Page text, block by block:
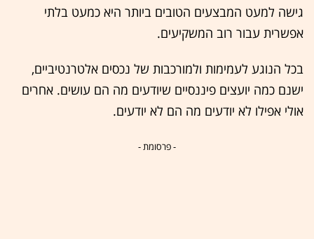
גישה למעט המבצעים הטובים ביותר היא כמעט בלתי
אפשרית עבור רוב המשקיעים.
בכל הנוגע לעמימות ולמורכבות של נכסים אלטרנטיביים,
ישנם כמה יועצים פיננסיים שיודעים מה הם עושים. אחרים
אולי אפילו לא יודעים מה הם לא יודעים.
- פרסומת -